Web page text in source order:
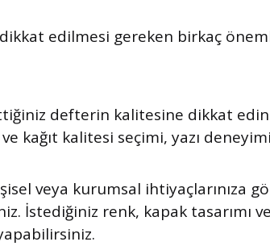
edilmesi gereken birkaç
defterin kalitesine dikkat edin.
kağıt kalitesi seçimi, yazı
veya kurumsal ihtiyaçlarınıza
İstediğiniz renk, kapak tasarımı